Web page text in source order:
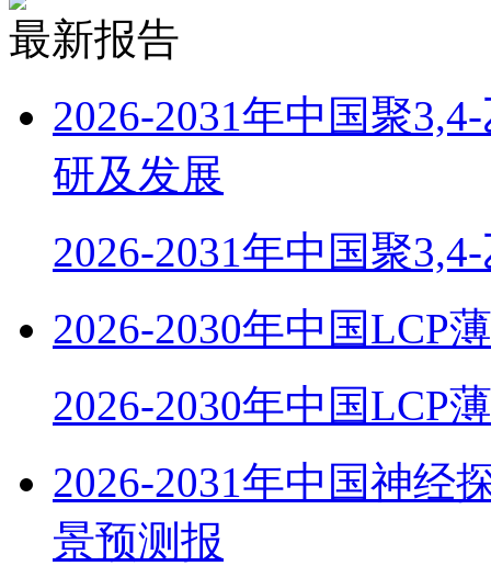
最新报告
2026-2031年中国聚
研及发展
2026-2031年中国聚
2026-2030年中国LCP
2026-2030年中国LCP
2026-2031年中国神经
景预测报